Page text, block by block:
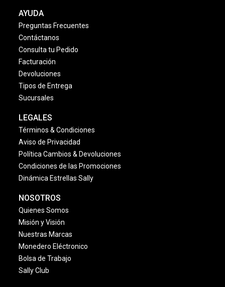
AYUDA
Preguntas Frecuentes
Contáctanos
Consulta tu Pedido
Facturación
Devoluciones
Tipos de Entrega
Sucursales
LEGALES
Términos & Condiciones
Aviso de Privacidad
Política Cambios & Devoluciones
Condiciones de las Promociones
Dinámica Estrellas Sally
NOSOTROS
Quienes Somos
Misión y Visión
Nuestras Marcas
Monedero Eléctronico
Bolsa de Trabajo
Sally Club